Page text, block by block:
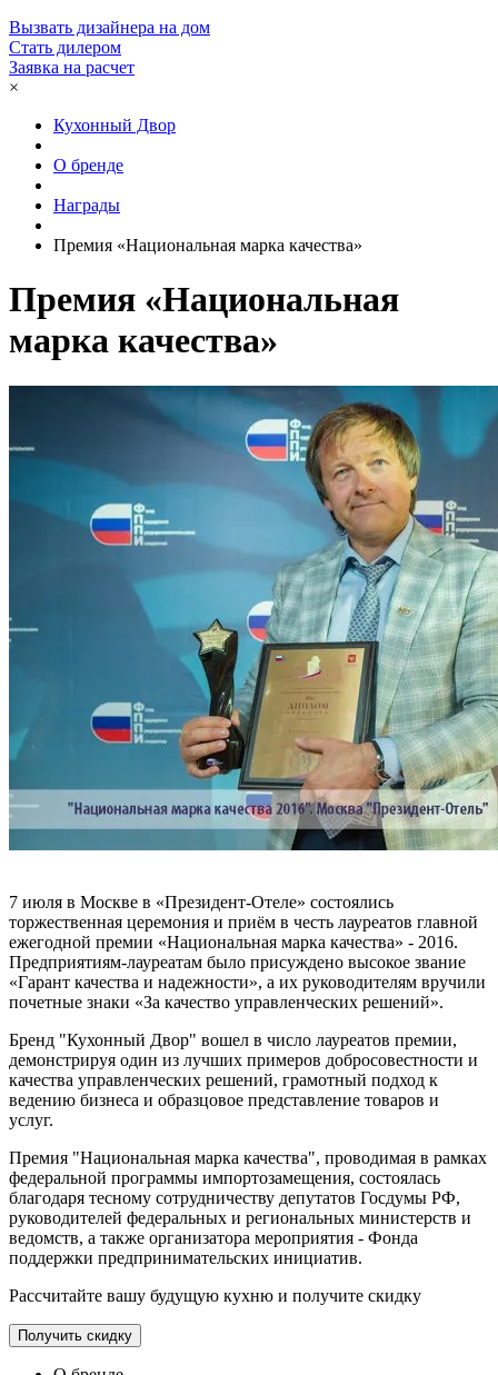
Вызвать дизайнера на дом
Стать дилером
Заявка на расчет
×
Кухонный Двор
О бренде
Награды
Премия «Национальная марка качества»
Премия «Национальная
марка качества»
7 июля в Москве в «Президент-Отеле» состоялись
торжественная церемония и приём в честь лауреатов главной
ежегодной премии «Национальная марка качества» - 2016.
Предприятиям-лауреатам было присуждено высокое звание
«Гарант качества и надежности», а их руководителям вручили
почетные знаки «За качество управленческих решений».
Бренд "Кухонный Двор" вошел в число лауреатов премии,
демонстрируя один из лучших примеров добросовестности и
качества управленческих решений, грамотный подход к
ведению бизнеса и образцовое представление товаров и
услуг.
Премия "Национальная марка качества", проводимая в рамках
федеральной программы импортозамещения, состоялась
благодаря тесному сотрудничеству депутатов Госдумы РФ,
руководителей федеральных и региональных министерств и
ведомств, а также организатора мероприятия - Фонда
поддержки предпринимательских инициатив.
Рассчитайте вашу будущую кухню и получите скидку
Получить скидку